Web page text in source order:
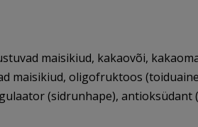
maisikiud, kakaovõi,
maisikiud, oligofruktoos
(sidrunhape),